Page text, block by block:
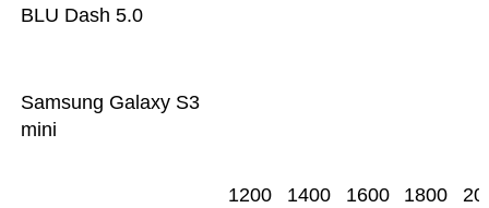
Samsung Galaxy S3
mini
BLU Dash 5.0
1200 1400 1600 1800